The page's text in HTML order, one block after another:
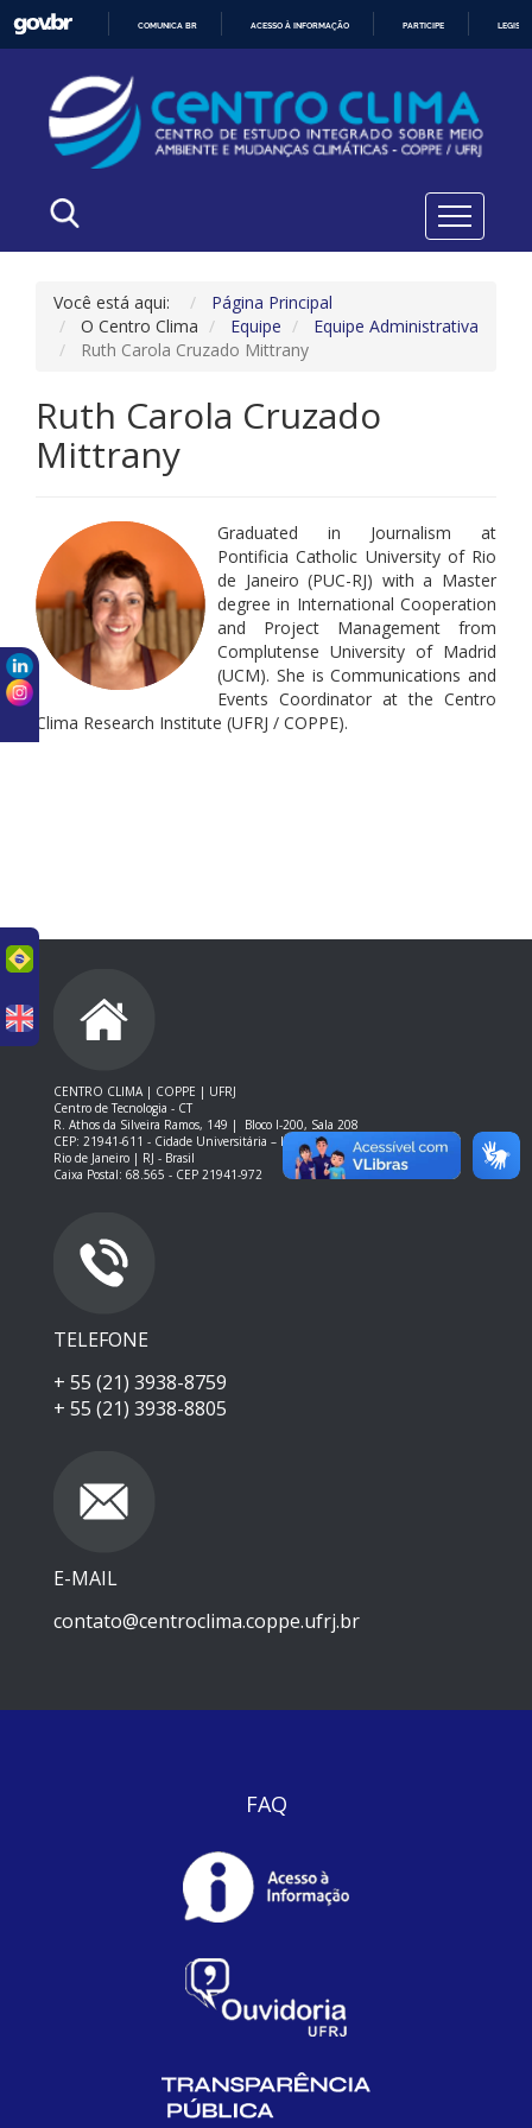
O
CONTEÚDO
COMUNICA BR ACESSO À INFORMAÇÃO PARTICIPE
Você está aqui:
Página Principal
O Centro Clima
Equipe
Equipe Administrativa
Ruth Carola Cruzado Mittrany
Ruth Carola Cruzado
Mittrany
Graduated in Journalism at
Pontificia Catholic University of Rio
de Janeiro (PUC-RJ) with a Master
degree in International Cooperation
and Project Management from
Complutense University of Madrid
(UCM). She is Communications and
Events Coordinator at the Centro
Clima Research Institute (UFRJ / COPPE).
CENTRO CLIMA | COPPE | UFRJ
Centro de Tecnologia - CT
R. Athos da Silveira Ramos, 149 |
Bloco I-200, Sala 208
CEP: 21941-611 - Cidade Universitária – Ilha do Fundão – RJ
Rio de Janeiro | RJ - Brasil
Caixa Postal: 68.565 - CEP 21941-972
TELEFONE
+ 55 (21) 3938-8759
+ 55 (21) 3938-8805
E-MAIL
contato@centroclima.coppe.ufrj.br
FAQ